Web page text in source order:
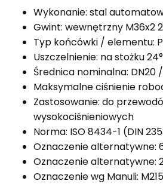
Wykonanie: stal
Gwint: wewnętrzny M36x2
Typ końcówki / elementu:
Uszczelnienie: na stożku
Średnica nominalna:
Maksymalne ciśnienie
Zastosowanie: do
wysokociśnieniowych
Norma: ISO 8434-1 (DIN
Oznaczenie alternatywne:
Oznaczenie alternatywne:
Oznaczenie wg Manuli: